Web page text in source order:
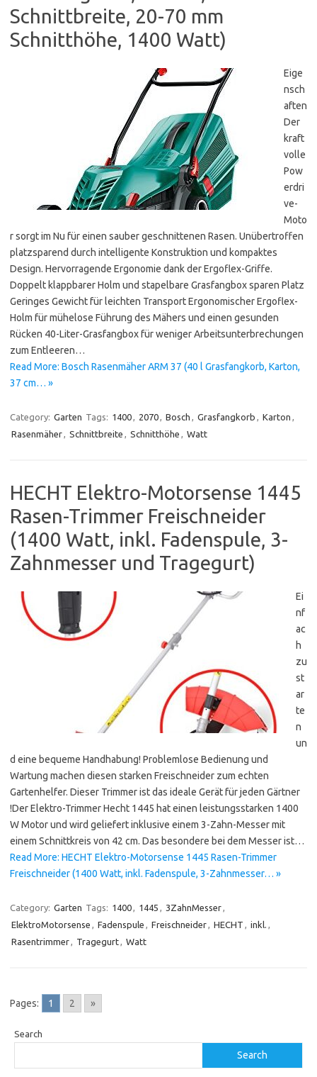
Schnittbreite, 20-70 mm
Schnitthöhe, 1400 Watt)
Eige
nsch
aften
Der
kraft
volle
Pow
erdri
ve-
Moto
r sorgt im Nu für einen sauber geschnittenen Rasen. Unübertroffen
platzsparend durch intelligente Konstruktion und kompaktes
Design. Hervorragende Ergonomie dank der Ergoflex-Griffe.
Doppelt klappbarer Holm und stapelbare Grasfangbox sparen Platz
Geringes Gewicht für leichten Transport Ergonomischer Ergoflex-
Holm für mühelose Führung des Mähers und einen gesunden
Rücken 40-Liter-Grasfangbox für weniger Arbeitsunterbrechungen
zum Entleeren…
Read More: Bosch Rasenmäher ARM 37 (40 l Grasfangkorb, Karton,
37 cm… »
Category: Garten Tags: 1400, 2070, Bosch , Grasfangkorb , Karton ,
Rasenmäher, Schnittbreite , Schnitthöhe , Watt
HECHT Elektro-Motorsense 1445
Rasen-Trimmer Freischneider
(1400 Watt, inkl. Fadenspule, 3-
Zahnmesser und Tragegurt)
Ei
nf
ac
h
zu
st
ar
te
n
un
d eine bequeme Handhabung! Problemlose Bedienung und
Wartung machen diesen starken Freischneider zum echten
Gartenhelfer. Dieser Trimmer ist das ideale Gerät für jeden Gärtner
!Der Elektro-Trimmer Hecht 1445 hat einen leistungsstarken 1400
W Motor und wird geliefert inklusive einem 3-Zahn-Messer mit
einem Schnittkreis von 42 cm. Das besondere bei dem Messer ist…
Read More: HECHT Elektro-Motorsense 1445 Rasen-Trimmer
Freischneider (1400 Watt, inkl. Fadenspule, 3-Zahnmesser… »
Category: Garten Tags: 1400, 1445 , 3ZahnMesser,
ElektroMotorsense , Fadenspule , Freischneider, HECHT , inkl. ,
Rasentrimmer, Tragegurt, Watt
Pages: 1 2 »
Search
Search